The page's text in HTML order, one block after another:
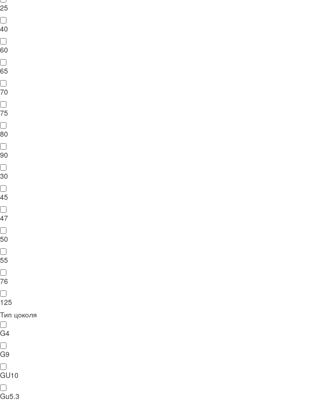
25
40
60
65
70
75
80
90
30
45
47
50
55
76
125
Тип цоколя
G4
G9
GU10
Gu5.3